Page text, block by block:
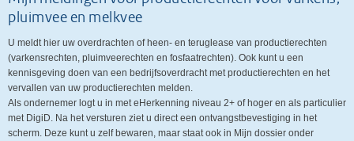
pluimvee en melkvee
U meldt hier uw overdrachten of heen- en teruglease van productierechten
(varkensrechten, pluimveerechten en fosfaatrechten). Ook kunt u een
kennisgeving doen van een bedrijfsoverdracht met productierechten en het
vervallen van uw productierechten melden.
Als ondernemer logt u in met eHerkenning niveau 2+ of hoger en als particulier
met DigiD. Na het versturen ziet u direct een ontvangstbevestiging in het
scherm. Deze kunt u zelf bewaren, maar staat ook in Mijn dossier onder